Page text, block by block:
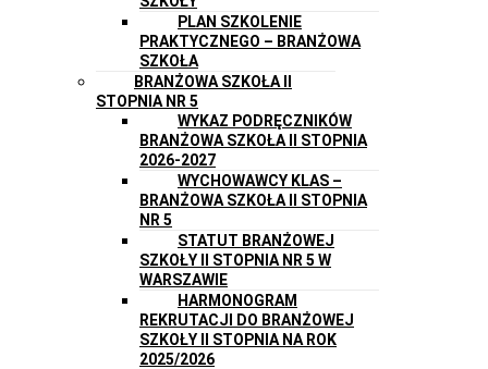
PLAN SZKOLENIE
PRAKTYCZNEGO – BRANŻOWA
SZKOŁA
BRANŻOWA SZKOŁA II
STOPNIA NR 5
WYKAZ PODRĘCZNIKÓW
BRANŻOWA SZKOŁA II STOPNIA
2026-2027
WYCHOWAWCY KLAS –
BRANŻOWA SZKOŁA II STOPNIA
NR 5
STATUT BRANŻOWEJ
SZKOŁY II STOPNIA NR 5 W
WARSZAWIE
HARMONOGRAM
REKRUTACJI DO BRANŻOWEJ
SZKOŁY II STOPNIA NA ROK
2025/2026